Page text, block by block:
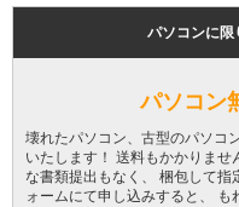
パソコンに限
パソコン
壊れたパソコン、古型のパソコ
いたします！ 送料もかかりませ
な書類提出もなく、 梱包して
ォームにて申し込みすると、 も